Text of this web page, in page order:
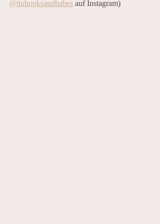
@tiubooksandbabes auf Instagram)